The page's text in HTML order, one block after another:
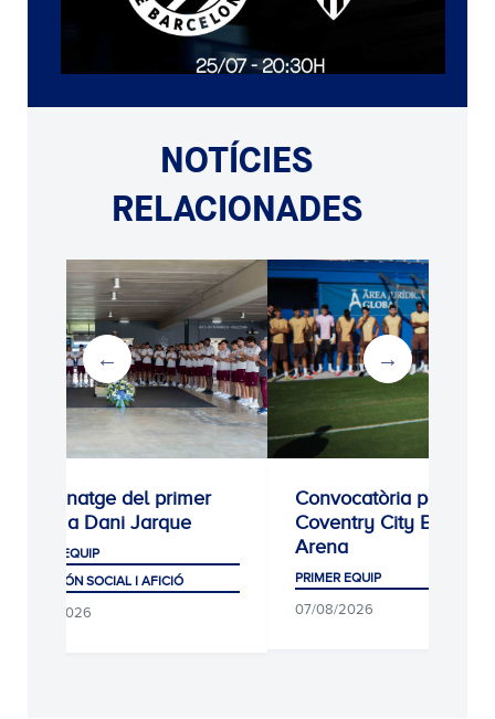
NOTÍCIES
RELACIONADES
del primer
a Dani Jarque
MÓN SOCIAL I AFICIÓ
Convocatòria per al
Coventry City Building
Arena
PRIMER EQUIP
07/08/2026